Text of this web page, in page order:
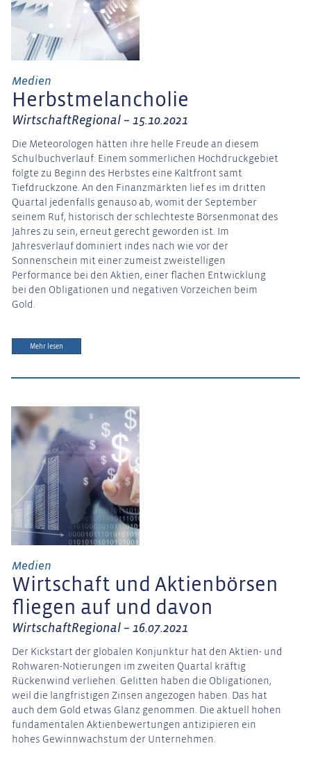
Medien
Herbstmelancholie
WirtschaftRegional – 15.10.2021
Die Meteorologen hätten ihre helle Freude an diesem
Schulbuchverlauf: Einem sommerlichen Hochdruckgebiet
folgte zu Beginn des Herbstes eine Kaltfront samt
Tiefdruckzone. An den Finanzmärkten lief es im dritten
Quartal jedenfalls genauso ab, womit der September
seinem Ruf, historisch der schlechteste Börsenmonat des
Jahres zu sein, erneut gerecht geworden ist. Im
Jahresverlauf dominiert indes nach wie vor der
Sonnenschein mit einer zumeist zweistelligen
Performance bei den Aktien, einer flachen Entwicklung
bei den Obligationen und negativen Vorzeichen beim
Gold.
Mehr lesen
Medien
Wirtschaft und Aktienbörsen
fliegen auf und davon
WirtschaftRegional – 16.07.2021
Der Kickstart der globalen Konjunktur hat den Aktien- und
Rohwaren-Notierungen im zweiten Quartal kräftig
Rückenwind verliehen. Gelitten haben die Obligationen,
weil die langfristigen Zinsen angezogen haben. Das hat
auch dem Gold etwas Glanz genommen. Die aktuell hohen
fundamentalen Aktienbewertungen antizipieren ein
hohes Gewinnwachstum der Unternehmen.